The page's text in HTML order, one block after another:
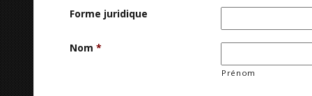
Forme juridique
Nom *
Prénom